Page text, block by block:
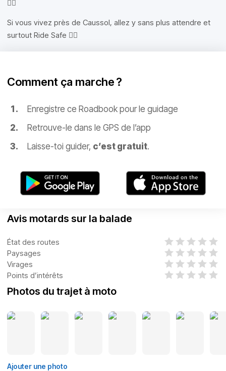
✌🏻
Si vous vivez près de Caussol, allez y sans plus attendre et
surtout Ride Safe ✌🏻
Comment ça marche ?
Enregistre ce Roadbook pour le guidage
Retrouve-le dans le GPS de l’app
Laisse-toi guider, c’est gratuit.
Avis motards sur la balade
État des routes
Paysages
Virages
Points d’intérêts
Photos du trajet à moto
Ajouter une photo